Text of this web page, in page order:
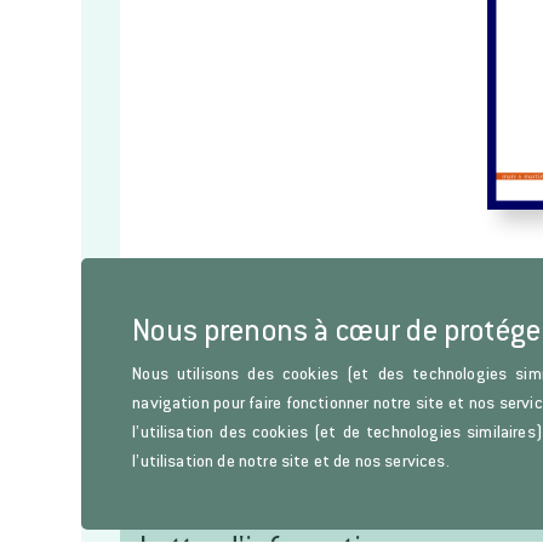
Nous prenons à cœur de
Nous utilisons des cookies (et des technologies
navigation pour faire fonctionner notre site et nos
l’utilisation des cookies (et de technologies
l’utilisation de notre site et de nos services.